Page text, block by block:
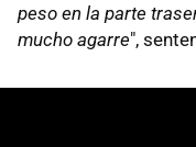
peso en la parte
mucho agarre",